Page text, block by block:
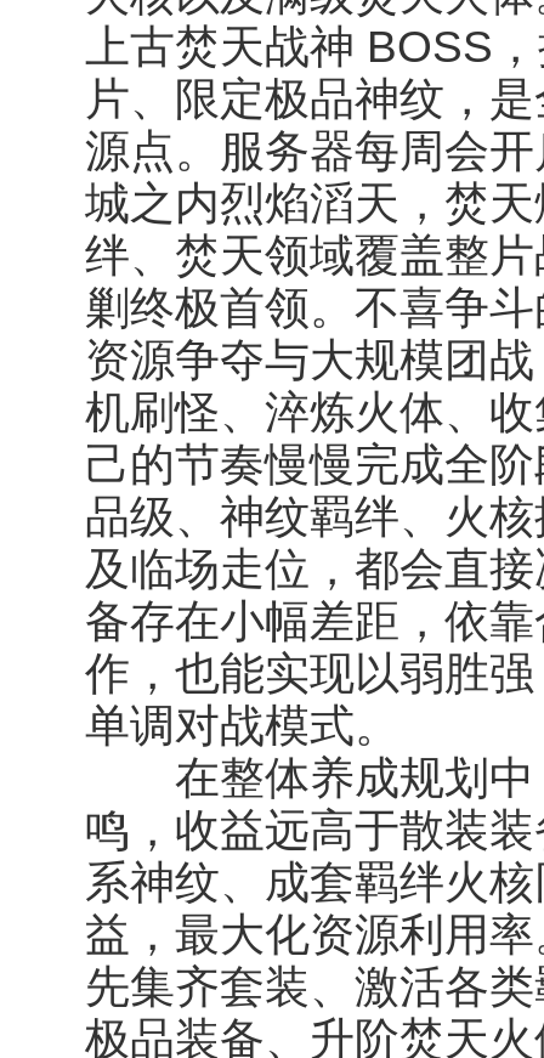
上古焚天战神 BOSS
片、限定极品神纹，
源点。服务器每周会
城之内烈焰滔天，焚
绊、焚天领域覆盖整
剿终极首领。不喜争
资源争夺与大规模团
机刷怪、淬炼火体、
己的节奏慢慢完成全
品级、神纹羁绊、火
及临场走位，都会直
备存在小幅差距，依
作，也能实现以弱胜
单调对战模式。
在整体养成规划中
鸣，收益远高于散装
系神纹、成套羁绊火
益，最大化资源利用
先集齐套装、激活各
极品装备、升阶焚天